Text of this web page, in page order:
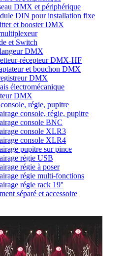
DMX et périphérique
DIN pour installation fixe
et booster DMX
et Switch
DMX
récepteur DMX-HF
et bouchon DMX
DMX
électromécanique
DMX
régie, pupitre
console, régie, pupitre
console BNC
console XLR3
console XLR4
pupitre sur pince
régie USB
régie à poser
régie multi-fonctions
régie rack 19''
séparé et accessoire